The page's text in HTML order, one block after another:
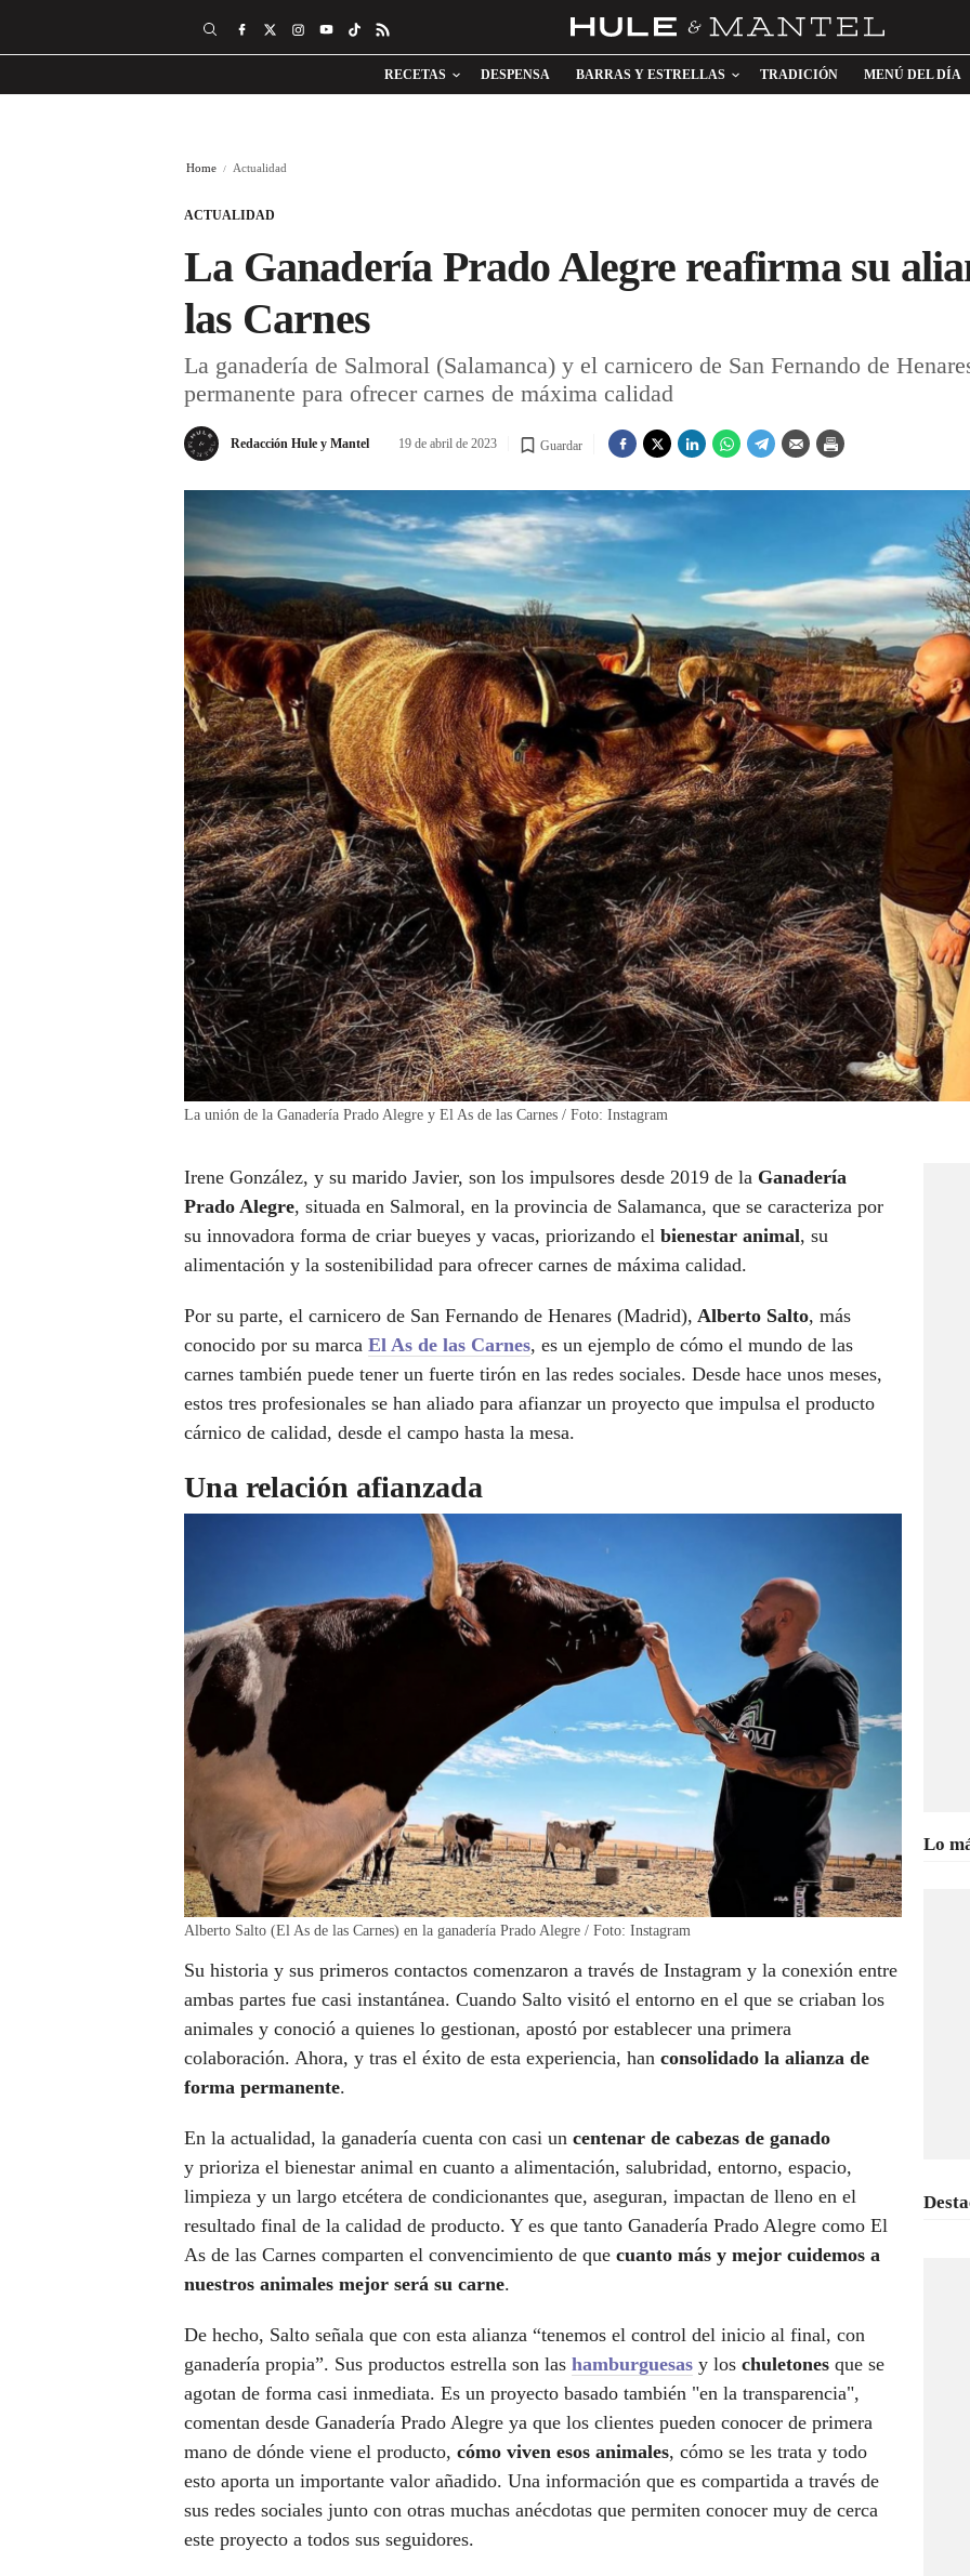
RECETAS DESPENSA BARRAS Y ESTRELLAS TRADICIÓN MENÚ DEL DÍA
Home Actualidad
ACTUALIDAD
La Ganadería Prado Alegre reafirma su
las Carnes
La ganadería de Salmoral (Salamanca) y el carnicero de San Fernando de
permanente para ofrecer carnes de máxima calidad
Redacción Hule y Mantel 19 de abril de 2023 Guardar
La unión de la Ganadería Prado Alegre y El As de las Carnes / Foto: Instagram
Irene González, y su marido Javier, son los impulsores desde 2019 de la Ganadería
Prado Alegre, situada en Salmoral, en la provincia de Salamanca, que se caracteriza por
su innovadora forma de criar bueyes y vacas, priorizando el bienestar animal, su
alimentación y la sostenibilidad para ofrecer carnes de máxima calidad.
Por su parte, el carnicero de San Fernando de Henares (Madrid), Alberto Salto, más
conocido por su marca El As de las Carnes, es un ejemplo de cómo el mundo de las
carnes también puede tener un fuerte tirón en las redes sociales. Desde hace unos meses,
estos tres profesionales se han aliado para afianzar un proyecto que impulsa el producto
cárnico de calidad, desde el campo hasta la mesa.
Una relación afianzada
Alberto Salto (El As de las Carnes) en la ganadería Prado Alegre / Foto: Instagram
Su historia y sus primeros contactos comenzaron a través de Instagram y la conexión entre
ambas partes fue casi instantánea. Cuando Salto visitó el entorno en el que se criaban los
animales y conoció a quienes lo gestionan, apostó por establecer una primera
colaboración. Ahora, y tras el éxito de esta experiencia, han consolidado la alianza de
forma permanente.
En la actualidad, la ganadería cuenta con casi un centenar de cabezas de ganado
y prioriza el bienestar animal en cuanto a alimentación, salubridad, entorno, espacio,
limpieza y un largo etcétera de condicionantes que, aseguran, impactan de lleno en el
resultado final de la calidad de producto. Y es que tanto Ganadería Prado Alegre como El
As de las Carnes comparten el convencimiento de que cuanto más y mejor cuidemos a
nuestros animales mejor será su carne.
De hecho, Salto señala que con esta alianza “tenemos el control del inicio al final, con
ganadería propia”. Sus productos estrella son las hamburguesas y los chuletones que se
agotan de forma casi inmediata. Es un proyecto basado también "en la transparencia",
comentan desde Ganadería Prado Alegre ya que los clientes pueden conocer de primera
mano de dónde viene el producto, cómo viven esos animales, cómo se les trata y todo
esto aporta un importante valor añadido. Una información que es compartida a través de
sus redes sociales junto con otras muchas anécdotas que permiten conocer muy de cerca
este proyecto a todos sus seguidores.
Lo